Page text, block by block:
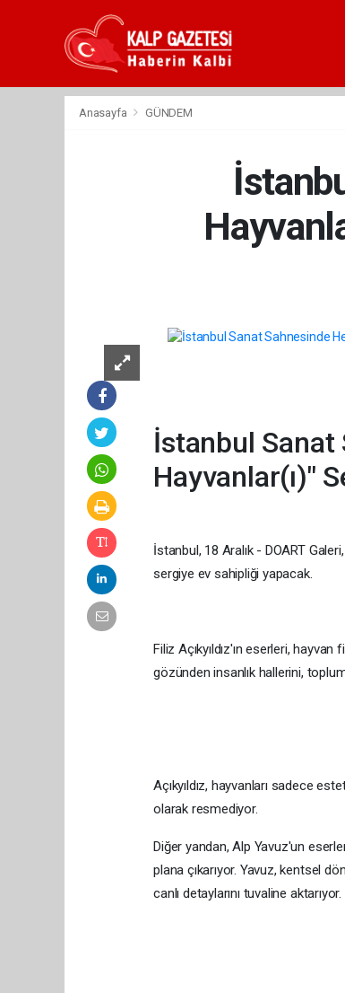
Anasayfa GÜNDEM
İstanbul Sanat
Hayvanlar(ı)"
İstanbul, 18 Aralık - DOART
sergiye ev sahipliği yapacak.
Filiz Açıkyıldız'ın eserleri,
gözünden insanlık hallerini,
Açıkyıldız, hayvanları sadece
olarak resmediyor.
Diğer yandan, Alp Yavuz'un
plana çıkarıyor. Yavuz, kentsel
canlı detaylarını tuvaline aktarıyor.